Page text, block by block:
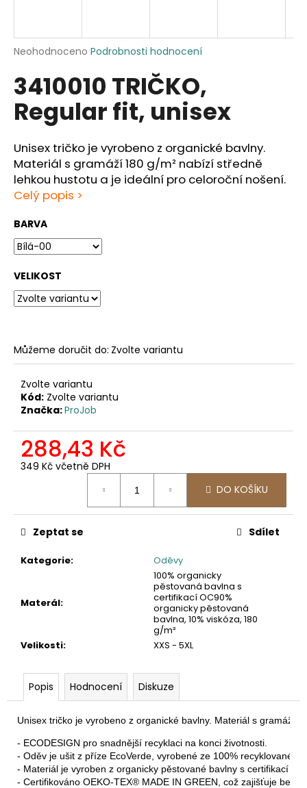
Průměrné
produktu
je
0,0
hvězdiček.
Neohodnoceno Podrobnosti hodnocení
3410010 TRIČKO,
Regular fit, unisex
Unisex tričko je vyrobeno z organické bavlny.
Materiál s gramáží 180 g/m² nabízí středně
lehkou hustotu a je ideální pro celoroční nošení.
Celý popis >
BARVA
VELIKOST
Můžeme doručit do: Zvolte variantu
Zvolte variantu
Kód: Zvolte variantu
Značka:ProJob
288,43 Kč
349 Kč včetně DPH
DO KOŠÍKU
Kategorie: Oděvy
Materál:
100% organicky
pěstovaná bavlna s
certifikací OC90%
organicky pěstovaná
bavlna, 10% viskóza, 180
g/m²
Velikosti: XXS - 5XL
Zeptat se Sdílet
Popis Hodnocení Diskuze
Unisex tričko je vyrobeno z organické bavlny. Materiál s gramáží
- ECODESIGN pro snadnější recyklaci na konci životnosti.
- Oděv je ušit z příze EcoVerde, vyrobené ze 100% recyklovaného
- Materiál je vyroben z organicky pěstované bavlny s certifikací
- Certifikováno OEKO-TEX® MADE IN GREEN, což zajišťuje
j
í
?
HLEDAT
D
o
p
r
u
č
e
m
e
SOFTSHELLOVÁ
BUNDA